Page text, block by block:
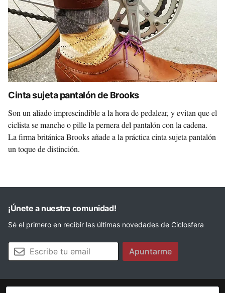
Cinta sujeta pantalón de Brooks
Son un aliado imprescindible a la hora de pedalear, y evitan que el
ciclista se manche o pille la pernera del pantalón con la cadena.
La firma británica Brooks añade a la práctica cinta sujeta pantalón
un toque de distinción.
¡Únete a nuestra comunidad!
Sé el primero en recibir las últimas novedades de Ciclosfera
Tu email Apuntarme